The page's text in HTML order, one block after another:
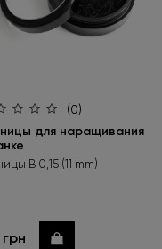
(0)
для наращивания
B 0,15 (11 mm)
Купить